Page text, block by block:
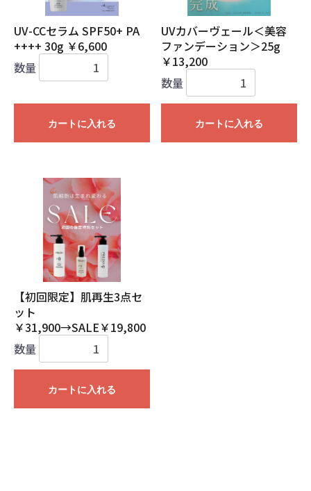
UV-CCセラム SPF50+ PA
++++ 30g ￥6,600
数量
カートに入れる
UVカバーヴェール＜美容
ファンデーション＞25g
￥13,200
数量
カートに入れる
【初回限定】肌再生3点セ
ット
￥31,900→SALE￥19,800
数量
カートに入れる
お買い物を続ける